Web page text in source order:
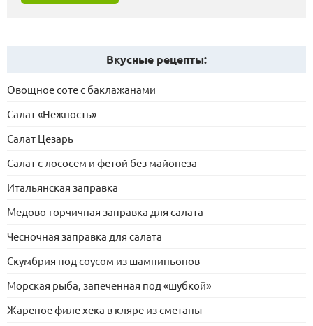
Вкусные рецепты:
Овощное соте с баклажанами
Салат «Нежность»
Салат Цезарь
Салат с лососем и фетой без майонеза
Итальянская заправка
Медово-горчичная заправка для салата
Чесночная заправка для салата
Скумбрия под соусом из шампиньонов
Морская рыба, запеченная под «шубкой»
Жареное филе хека в кляре из сметаны